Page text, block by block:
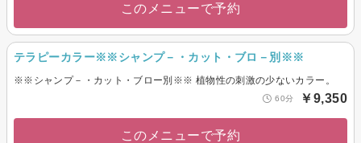
このメニューで予約
テラピーカラー※※シャンプ－・カット・ブロ－別※※
※※シャンプ－・カット・ブロー別※※ 植物性の刺激の少ないカラー。
60分 ￥9,350
このメニューで予約